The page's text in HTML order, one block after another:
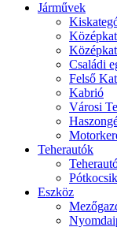
Járművek
Családi
Felső
Kabrió
Városi
Teherautók
Pótkocsik
Eszköz